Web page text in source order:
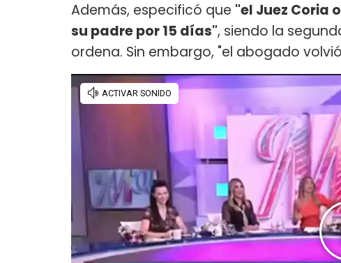
Además, especificó que "el Juez Coria
su padre por 15 días", siendo la
ordena. Sin embargo, "el abogado